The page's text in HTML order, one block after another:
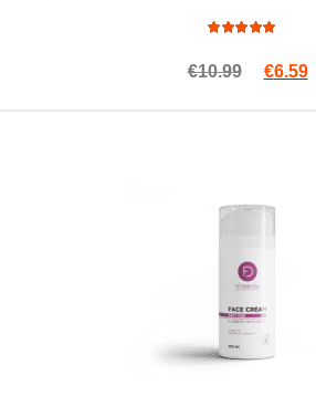
4.86
out
€10.99 €6.59